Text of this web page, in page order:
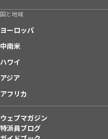
国と地域
ヨーロッパ
中南米
ハワイ
アジア
アフリカ
ウェブマガジン
特派員ブログ